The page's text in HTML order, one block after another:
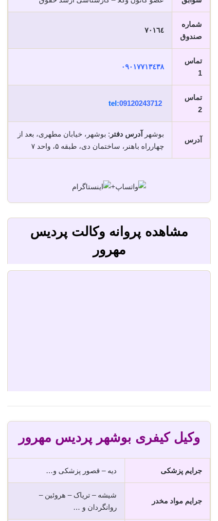
شماره
صندوق
٧٠١٦٤
تماس
1
٠٩٠١٧٧١٣٤٣٨
تماس
2
tel:09120243712
آدرس
بوشهر آدرس دفتر : بوشهر، خیابان مطهری، بعد از
چهارراه باهنر، ساختمان دی، طبقه ۵، واحد ۷
+
مشاهده پروانه وکالت پردیس
مهرور
وکیل کیفری بوشهر پردیس مهرور
جرایم پزشکی دیه – قصور پزشکی و…
جرایم مواد مخدر
شیشه – تریاک – هروئین –
روانگردان و …